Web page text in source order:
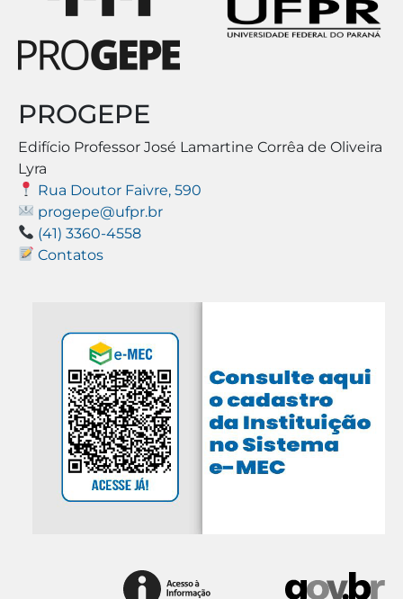
PROGEPE
Edifício Professor José Lamartine Corrêa de Oliveira
Lyra
Rua Doutor Faivre, 590
progepe@ufpr.br
(41) 3360-4558
Contatos